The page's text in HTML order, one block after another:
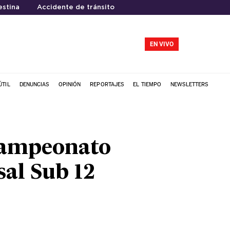
Accidente de tránsito
EN VIVO
DENUNCIAS OPINIÓN REPORTAJES EL TIEMPO NEWSLETTERS
Sub 12